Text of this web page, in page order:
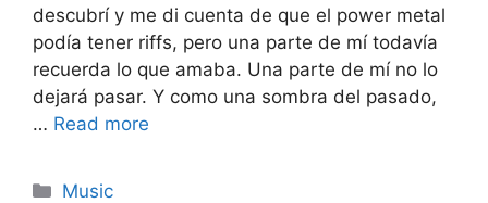
descubrí y me di cuenta de que el power metal
podía tener riffs, pero una parte de mí todavía
recuerda lo que amaba. Una parte de mí no lo
dejará pasar. Y como una sombra del pasado,
… Read more
Categories
Music